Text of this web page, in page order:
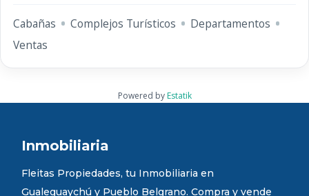
Cabañas Complejos Turísticos
Departamentos
Ventas
Powered by Estatik
Inmobiliaria
Fleitas Propiedades, tu Inmobiliaria en
Gualeguaychú y Pueblo Belgrano. Compra y vende